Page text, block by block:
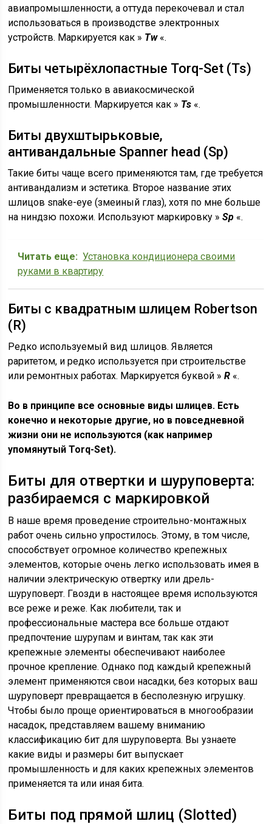
авиапромышленности, а оттуда перекочевал и стал
использоваться в производстве электронных
устройств. Маркируется как » Tw «.
Биты четырёхлопастные Torq-Set (Ts)
Применяется только в авиакосмической
промышленности. Маркируется как » Ts «.
Биты двухштырьковые,
антивандальные Spanner head (Sp)
Такие биты чаще всего применяются там, где требуется
антивандализм и эстетика. Второе название этих
шлицов snake-eye (змеиный глаз), хотя по мне больше
на ниндзю похожи. Используют маркировку »Sp «.
Читать еще: Установка кондиционера своими
руками в квартиру
Биты с квадратным шлицем Robertson
(R)
Редко используемый вид шлицов. Является
раритетом, и редко используется при строительстве
или ремонтных работах. Маркируется буквой »R «.
Во в принципе все основные виды шлицев. Есть
конечно и некоторые другие, но в повседневной
жизни они не используются (как например
упомянутый Torq-Set).
Биты для отвертки и шуруповерта:
разбираемся с маркировкой
В наше время проведение строительно-монтажных
работ очень сильно упростилось. Этому, в том числе,
способствует огромное количество крепежных
элементов, которые очень легко использовать имея в
наличии электрическую отвертку или дрель-
шуруповерт. Гвозди в настоящее время используются
все реже и реже. Как любители, так и
профессиональные мастера все больше отдают
предпочтение шурупам и винтам, так как эти
крепежные элементы обеспечивают наиболее
прочное крепление. Однако под каждый крепежный
элемент применяются свои насадки, без которых ваш
шуруповерт превращается в бесполезную игрушку.
Чтобы было проще ориентироваться в многообразии
насадок, представляем вашему вниманию
классификацию бит для шуруповерта. Вы узнаете
какие виды и размеры бит выпускает
промышленность и для каких крепежных элементов
применяется та или иная бита.
Биты под прямой шлиц (Slotted)